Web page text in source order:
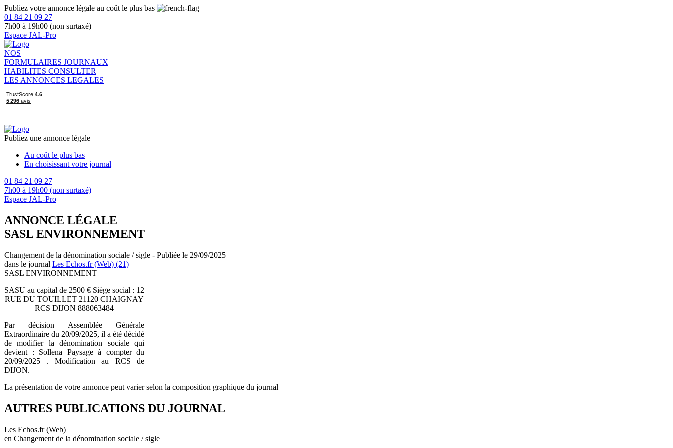
Publiez votre annonce légale au coût le plus bas
01 84 21 09 27
7h00 à 19h00 (non surtaxé)
Espace JAL-Pro
NOS
FORMULAIRES JOURNAUX
HABILITES CONSULTER
LES ANNONCES LEGALES
Publiez une annonce légale
Au coût le plus bas
En choisissant votre journal
01 84 21 09 27
7h00 à 19h00 (non surtaxé)
Espace JAL-Pro
ANNONCE LÉGALE
SASL ENVIRONNEMENT
Changement de la dénomination sociale / sigle - Publiée le 29/09/2025
dans le journal Les Echos.fr (Web) (21)
SASL ENVIRONNEMENT
SASU au capital de 2500 € Siège social : 12
RUE DU TOUILLET 21120 CHAIGNAY
RCS DIJON 888063484
Par décision Assemblée Générale
Extraordinaire du 20/09/2025, il a été décidé
de modifier la dénomination sociale qui
devient : Sollena Paysage à compter du
20/09/2025 . Modification au RCS de
DIJON.
La présentation de votre annonce peut varier selon la composition graphique du journal
AUTRES PUBLICATIONS DU JOURNAL
Les Echos.fr (Web)
en Changement de la dénomination sociale / sigle